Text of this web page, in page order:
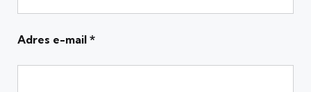
Adres e-mail *